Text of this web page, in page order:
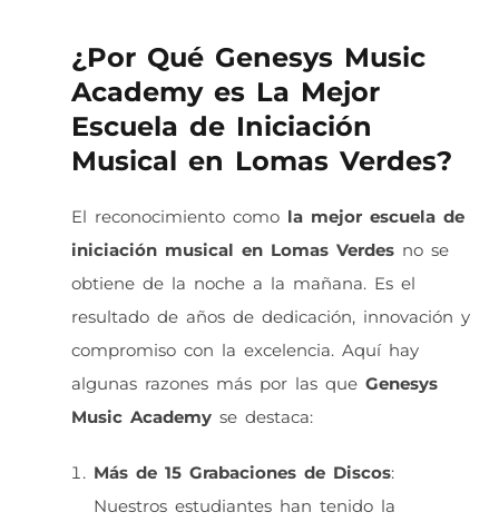
¿Por Qué Genesys Music
Academy es La Mejor
Escuela de Iniciación
Musical en Lomas Verdes?
El reconocimiento como la mejor escuela de
iniciación musical en Lomas Verdesno se
obtiene de la noche a la mañana. Es el
resultado de años de dedicación, innovación y
compromiso con la excelencia. Aquí hay
algunas razones más por las que Genesys
Music Academyse destaca:
Más de 15 Grabaciones de Discos:
Nuestros estudiantes han tenido la